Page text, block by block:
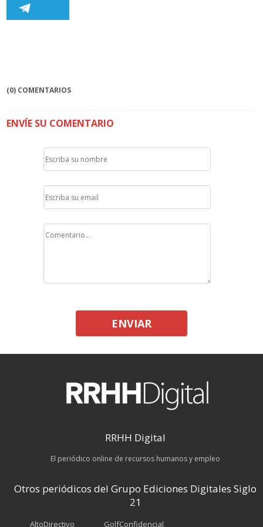
(0) COMENTARIOS
ENVÍE SU COMENTARIO
ENVIAR
RRHH Digital
El periódico online de recursos humanos y empleo
Otros periódicos del Grupo Ediciones Digitales Siglo
21
AltoDirectivo GolfConfidencial